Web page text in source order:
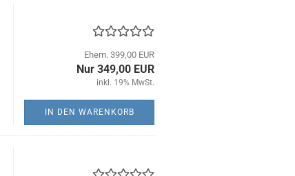
Ehem. 399,00 EUR
Nur 349,00 EUR
inkl. 19% MwSt.
IN DEN WARENKORB